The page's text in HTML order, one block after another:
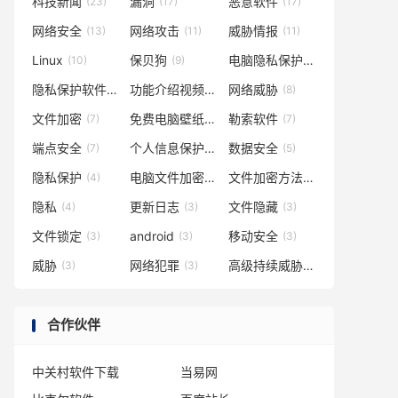
网络安全 (13) 网络攻击 (11) 威胁情报 (11)
Linux (10) 保贝狗 (9) 电脑隐私保护
(9)
隐私保护软件
(8) 功能介绍视频(8) 网络威胁 (8)
文件加密 (7) 免费电脑壁纸(7) 勒索软件 (7)
端点安全 (7) 个人信息保护(5) 数据安全 (5)
隐私保护 (4) 电脑文件加密(4) 文件加密方法(4)
隐私 (4) 更新日志 (3) 文件隐藏 (3)
文件锁定 (3) android (3) 移动安全 (3)
威胁 (3) 网络犯罪 (3) 高级持续威胁(3)
合作伙伴
中关村软件下载
当易网